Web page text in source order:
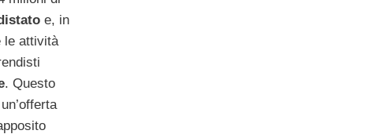
e, in
le attività
. Questo